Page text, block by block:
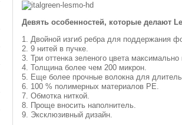
Девять особенностей, которые делают
1. Двойной изгиб ребра для поддержания
2. 9 нитей в пучке.
3. Три оттенка зеленого цвета
4. Толщина более чем 200 микрон.
5. Еще более прочные волокна для
6. 100 % полимерных материалов РЕ.
7. Обмотка ниткой.
8. Проще вносить наполнитель.
9. Эксклюзивный дизайн.